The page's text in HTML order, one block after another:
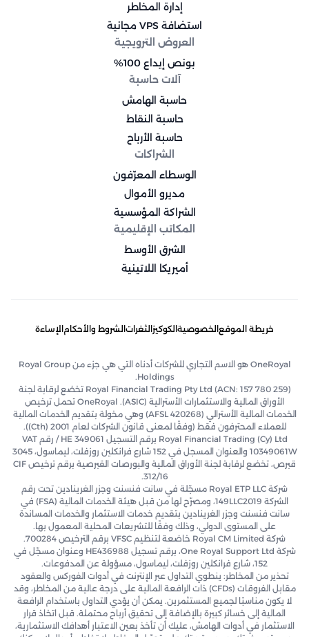
إدارة المخاطر
استضافة VPS مجانية
العروض الترويجية
بونص إيداع 100%
آلات حاسبة
حاسبة الهامش
حاسبة النقاط
حاسبة الأرباح
الشراكات
الوسطاء المعرّفون
مديرو الأموال
الشراكة المؤسسية
المكاتب الإقليمية
الشرق الأوسط
أميريكا اللاتينية
خريطة الموقع الخصوصية الكوكيز الثغرات الشروط والأحكام الإساءة
OneRoyal هو الاسم التجاري للشركات أدناه التي هي جزء من Royal Group
Holdings.
Royal Financial Trading Pty Ltd (ACN: 157 780 259) تخضع لرقابة لجنة
الأوراق المالية والاستثمارات الأسترالية (ASIC). OneRoyal تحمل ترخيص
الخدمات المالية الأسترالي (AFSL 420268) وهي مخولة بتقديم الخدمات المالية
للعملاء المحترفون فقط (وفقًا لمعنى قانون الشركات لعام 2001 (Cth)).
Royal Financial Trading (Cy) Ltd برقم التسجيل HE 349061 / رقم VAT
10349061W والعنوان المسجل في 152 شارع فرانكلين روزفلت، ليماسول، 3045
قبرص، تخضع لرقابة لجنة الأوراق المالية والبورصات القبرصية برقم ترخيص CIF
312/16.
شركة Royal ETP LLC مسجّلة في سانت فنسنت وجزر الغرينادين تحت رقم
الشركة 149LLC2019، ومصرّح لها من قبل هيئة الخدمات المالية (FSA) في
سانت فنسنت وجزر الغرينادين بتقديم خدمات الاستثمار والخدمات المساندة
على المستوى الدولي، وذلك وفقًا للتشريعات المحلية المعمول بها.
شركة Royal CM Limited خاضعة لتنظيم VFSC برقم الترخيص 700284.
شركة One Royal Support Ltd، برقم تسجيل HE436988 وعنوان مسجّل في
152، شارع فرانكلين روزفلت، ليماسول، مسؤولة عن المدفوعات.
تحذير من المخاطر: ينطوي التداول عبر الإنترنت في أدوات الفوركس والعقود
مقابل الفروقات (CFDs) ذات الرافعة المالية على درجة عالية من المخاطر، وقد
لا يكون مناسبًا لجميع المستثمرين. يمكن أن يؤدي التداول باستخدام الرافعة
المالية إلى خسائر كبيرة بالإضافة إلى تحقيق أرباح محتملة. قبل اتخاذ قرار
الاستثمار في أدوات الهامش، عليك أن تأخذ بعين الاعتبار أهدافك الاستثمارية،